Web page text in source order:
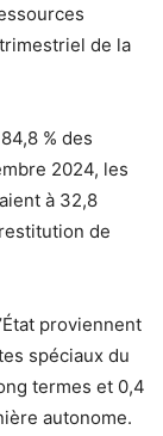
de la
% des
2024, les
à 32,8
de
proviennent
spéciaux du
termes et 0,4
autonome.